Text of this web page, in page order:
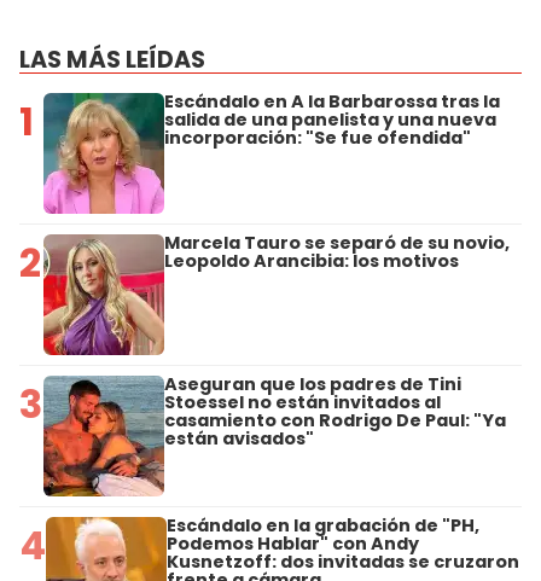
LAS MÁS LEÍDAS
1 Escándalo en A la Barbarossa tras la
salida de una panelista y una nueva
incorporación: "Se fue ofendida"
2 Marcela Tauro se separó de su novio,
Leopoldo Arancibia: los motivos
3 Aseguran que los padres de Tini
Stoessel no están invitados al
casamiento con Rodrigo De Paul: "Ya
están avisados"
4 Escándalo en la grabación de "PH,
Podemos Hablar" con Andy
Kusnetzoff: dos invitadas se cruzaron